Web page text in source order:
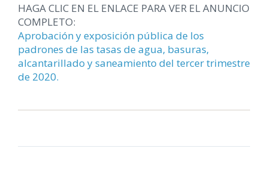
HAGA CLIC EN EL ENLACE PARA VER EL ANUNCIO
COMPLETO:
Aprobación y exposición pública de los
padrones de las tasas de agua, basuras,
alcantarillado y saneamiento del tercer trimestre
de 2020.